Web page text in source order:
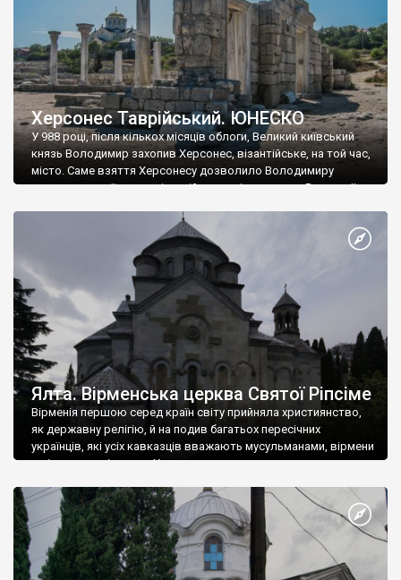
Херсонес Таврійський. ЮНЕСКО
У 988 році, після кількох місяців облоги, Великий київський
князь Володимир захопив Херсонес, візантійське, на той час,
місто. Саме взяття Херсонесу дозволило Володимиру
диктувати свої умови візантійському імператору Василю ІІ, та
Херсонесі Володимир-язичник, став Василем-християнином.
А потім було Хрещення Русі. На честь Херсонесу Таврійського
Ялта. Вірменська церква Святої Ріпсіме
Вірменія першою серед країн світу прийняла християнство,
як державну релігію, й на подив багатьох пересічних
українців, які усіх кавказців вважають мусульманами, вірмени
є відданими вірянами Христа